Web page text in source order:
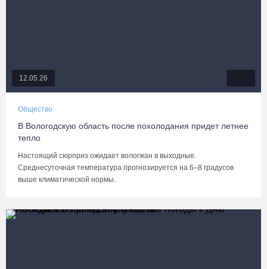
12.05.26
Общество
В Вологодскую область после похолодания придет летнее
тепло
Настоящий сюрприз ожидает вологжан в выходные.
Среднесуточная температура прогнозируется на 6–8 градусов
выше климатической нормы.